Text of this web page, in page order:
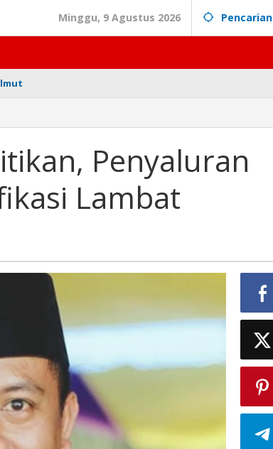
Minggu, 9 Agustus 2026 Pencarian
Penyaluran
Lambat